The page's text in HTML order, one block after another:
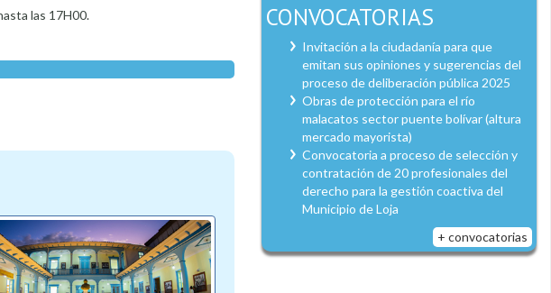
las 17H00.
CONVOCATORIAS
Invitación a la ciudadanía para que
emitan sus opiniones y sugerencias del
proceso de deliberación pública 2025
Obras de protección para el río
malacatos sector puente bolívar (altura
mercado mayorista)
Convocatoria a proceso de selección y
contratación de 20 profesionales del
derecho para la gestión coactiva del
Municipio de Loja
+ convocatorias